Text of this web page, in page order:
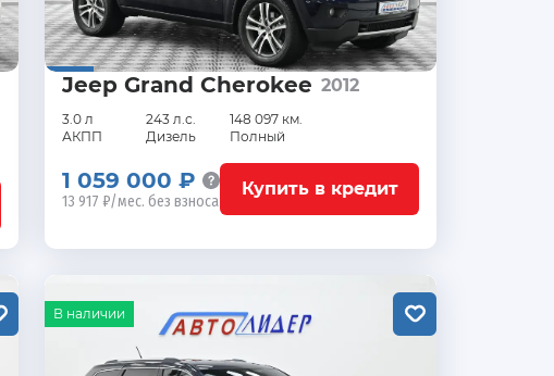
Jeep Grand Cherokee 2012
3.0 л 243 л.с.
148 097 км.
АКПП
Дизель Полный
Купить в кредит
1 059 000 ₽
13 917 ₽/мес. без взноса
В наличии